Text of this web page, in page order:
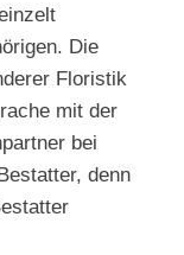
Die
Floristik
mit der
bei
denn